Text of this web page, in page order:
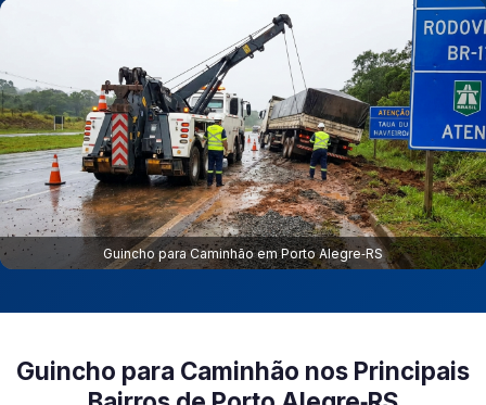
Guincho para Caminhão em Porto Alegre‑RS
Guincho para Caminhão nos Principais